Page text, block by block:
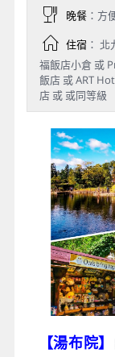
晚餐：方
住宿： 北
福飯店小倉 或
飯店 或 ART
店 或 或同等級
【湯布院】